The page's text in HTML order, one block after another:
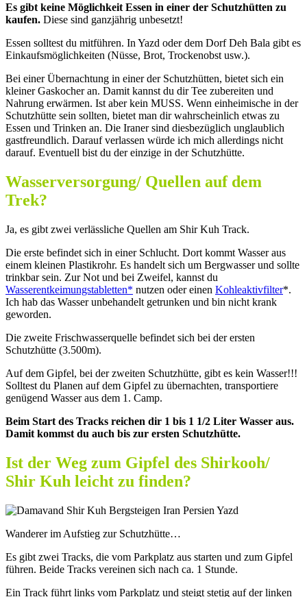
Es gibt keine Möglichkeit Essen in einer der Schutzhütten zu
kaufen. Diese sind ganzjährig unbesetzt!
Essen solltest du mitführen. In Yazd oder dem Dorf Deh Bala gibt es
Einkaufsmöglichkeiten (Nüsse, Brot, Trockenobst usw.).
Bei einer Übernachtung in einer der Schutzhütten, bietet sich ein
kleiner Gaskocher an. Damit kannst du dir Tee zubereiten und
Nahrung erwärmen. Ist aber kein MUSS. Wenn einheimische in der
Schutzhütte sein sollten, bietet man dir wahrscheinlich etwas zu
Essen und Trinken an. Die Iraner sind diesbezüglich unglaublich
gastfreundlich. Darauf verlassen würde ich mich allerdings nicht
darauf. Eventuell bist du der einzige in der Schutzhütte.
Wasserversorgung/ Quellen auf dem
Trek?
Ja, es gibt zwei verlässliche Quellen am Shir Kuh Track.
Die erste befindet sich in einer Schlucht. Dort kommt Wasser aus
einem kleinen Plastikrohr. Es handelt sich um Bergwasser und sollte
trinkbar sein. Zur Not und bei Zweifel, kannst du
Wasserentkeimungstabletten* nutzen oder einen Kohleaktivfilter*.
Ich hab das Wasser unbehandelt getrunken und bin nicht krank
geworden.
Die zweite Frischwasserquelle befindet sich bei der ersten
Schutzhütte (3.500m).
Auf dem Gipfel, bei der zweiten Schutzhütte, gibt es kein Wasser!!!
Solltest du Planen auf dem Gipfel zu übernachten, transportiere
genügend Wasser aus dem 1. Camp.
Beim Start des Tracks reichen dir 1 bis 1 1/2 Liter Wasser aus.
Damit kommst du auch bis zur ersten Schutzhütte.
Ist der Weg zum Gipfel des Shirkooh/
Shir Kuh leicht zu finden?
Wanderer im Aufstieg zur Schutzhütte…
Es gibt zwei Tracks, die vom Parkplatz aus starten und zum Gipfel
führen. Beide Tracks vereinen sich nach ca. 1 Stunde.
Ein Track führt links vom Parkplatz und steigt stetig auf der linken